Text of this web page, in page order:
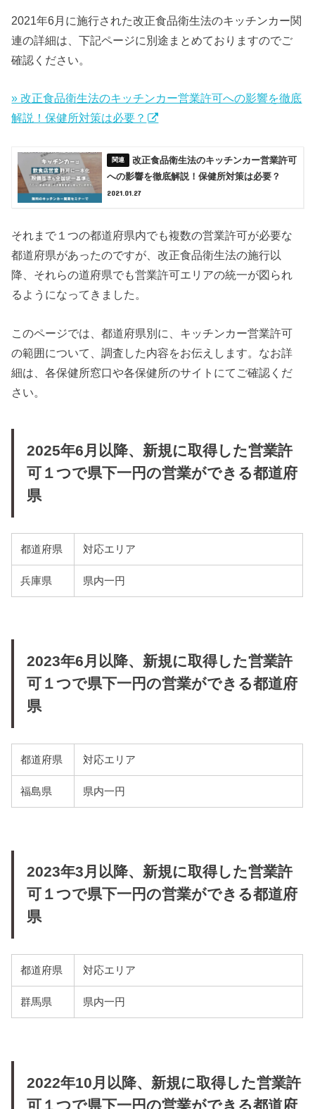
2021年6月に施行された改正食品衛生法のキッチンカー関
連の詳細は、下記ページに別途まとめておりますのでご
確認ください。
» 改正食品衛生法のキッチンカー営業許可への影響を徹底
解説！保健所対策は必要？
改正食品衛生法のキッチンカー営業許可
への影響を徹底解説！保健所対策は必要？
2021.01.27
それまで１つの都道府県内でも複数の営業許可が必要な
都道府県があったのですが、改正食品衛生法の施行以
降、それらの道府県でも営業許可エリアの統一が図られ
るようになってきました。
このページでは、都道府県別に、キッチンカー営業許可
の範囲について、調査した内容をお伝えします。なお詳
細は、各保健所窓口や各保健所のサイトにてご確認くだ
さい。
2025年6月以降、新規に取得した営業許
可１つで県下一円の営業ができる都道府
県
都道府県 対応エリア
兵庫県 県内一円
2023年6月以降、新規に取得した営業許
可１つで県下一円の営業ができる都道府
県
都道府県 対応エリア
福島県 県内一円
2023年3月以降、新規に取得した営業許
可１つで県下一円の営業ができる都道府
県
都道府県 対応エリア
群馬県 県内一円
2022年10月以降、新規に取得した営業許
可１つで県下一円の営業ができる都道府